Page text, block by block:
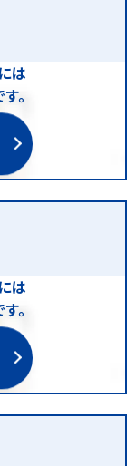
は
。
は
。